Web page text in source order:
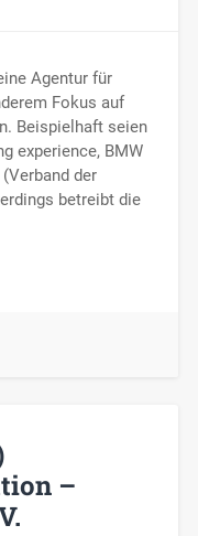
Agentur für
Fokus auf
Beispielhaft seien
experience, BMW
der
betreibt die
–